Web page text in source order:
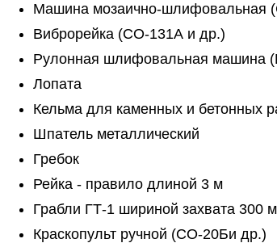
Машина мозаично-шлифовальная
Виброрейка (СО-131А и др.)
Рулонная шлифовальная машина
Лопата
Кельма для каменных и бетонных
Шпатель металлический
Гребок
Рейка - правило длиной 3 м
Грабли ГТ-1 шириной захвата 300
Краскопульт ручной (СО-20Би др.)